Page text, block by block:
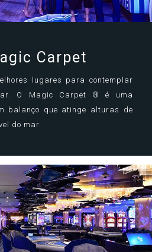
Carpet
lugares para contemplar
O Magic Carpet ® é uma
balanço que atinge alturas de
do mar.